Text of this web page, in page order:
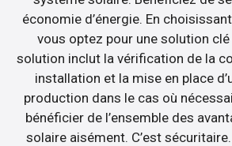
économie d’énergie. En
vous optez pour une solution
solution inclut la vérification de la
installation et la mise en place
production dans le cas où
bénéficier de l’ensemble des
solaire aisément. C’est